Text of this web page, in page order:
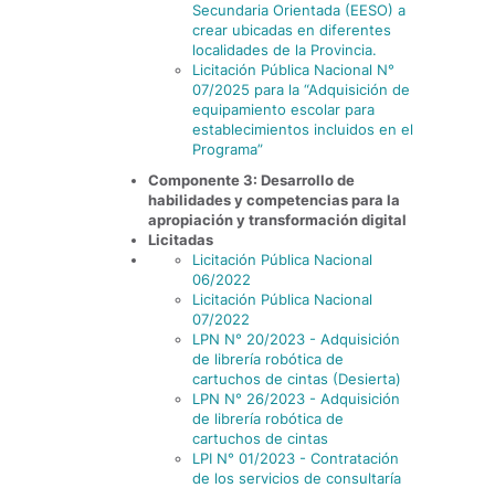
Secundaria Orientada (EESO) a
crear ubicadas en diferentes
localidades de la Provincia.
Licitación Pública Nacional N°
07/2025 para la “Adquisición de
equipamiento escolar para
establecimientos incluidos en el
Programa”
Componente 3: Desarrollo de
habilidades y competencias para la
apropiación y transformación digital
Licitadas
Licitación Pública Nacional
06/2022
Licitación Pública Nacional
07/2022
LPN N° 20/2023 - Adquisición
de librería robótica de
cartuchos de cintas (Desierta)
LPN N° 26/2023 - Adquisición
de librería robótica de
cartuchos de cintas
LPI N° 01/2023 - Contratación
de los servicios de consultaría